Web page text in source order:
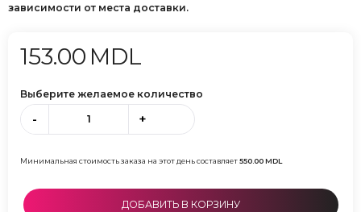
зависимости от места доставки.
153.00 MDL
Выберите желаемое количество
- +
Минимальная стоимость заказа на этот день составляет550.00MDL
ДОБАВИТЬ В КОРЗИНУ